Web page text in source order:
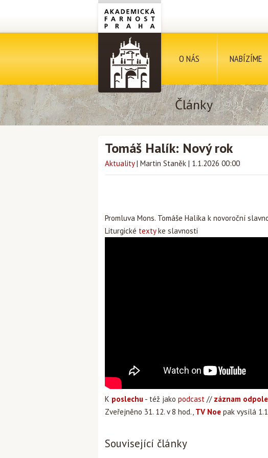
O NÁS NABÍZÍME
Články
Tomáš Halík: Nový rok
Aktuality | Martin Staněk | 1.1.2026 00:00
Promluva Mons. Tomáše Halíka k novoroční
Liturgické textyke slavnosti
K poslechu - též jako podcast // záznam
Zveřejněno 31. 12. v 8 hod., TV Noe pak vysílá
Související články